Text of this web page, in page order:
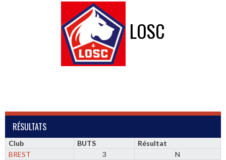
LOSC
RÉSULTATS
Club BUTS
Résultat
BREST
3
N